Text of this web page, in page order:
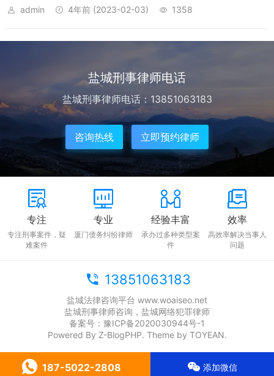
可能在在这其中根本就不是特别了解，我们针对于这些形式申诉的全
admin 4年前 (2023-02-03) 1358
盐城刑事律师电话
盐城刑事律师电话：13851063183
咨询热线 立即预约律师
专注
专注刑事案件，疑
难案件
专业
厦门债务纠纷律师
经验丰富
承办过多种类型案
件
效率
高效率解决当事人
问题
13851063183
盐城法律咨询平台 www.woaiseo.net
盐城刑事律师咨询，盐城网络犯罪律师
备案号： 豫ICP备2020030944号-1
Powered By Z-BlogPHP. Theme by TOYEAN.
187-5022-2808 添加微信